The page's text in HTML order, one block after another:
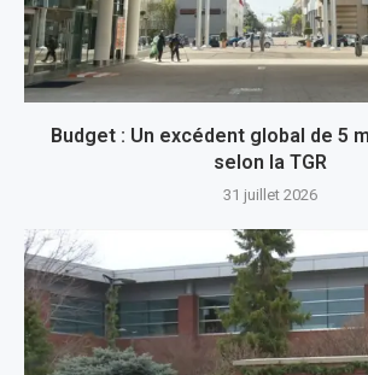
Budget : Un excédent global de 5
selon la TGR
31 juillet 2026